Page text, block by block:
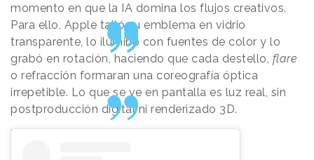
momento en que la IA domina los flujos creativos.
Para ello, Apple talló su emblema en vidrio
transparente, lo iluminó con fuentes de color y lo
grabó en rotación, haciendo que cada destello, flare
o refracción formaran una coreografía óptica
irrepetible. Lo que se ve en pantalla es luz real, sin
postproducción digital ni renderizado 3D.